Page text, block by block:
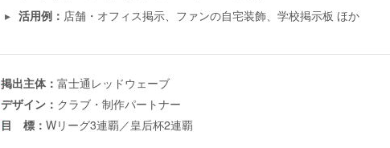
活用例： 店舗・オフィス掲示、ファンの自宅装飾、学校掲示板 ほか
掲出主体：富士通レッドウェーブ
デザイン： クラブ・制作パートナー
目 標：Wリーグ3連覇／皇后杯2連覇